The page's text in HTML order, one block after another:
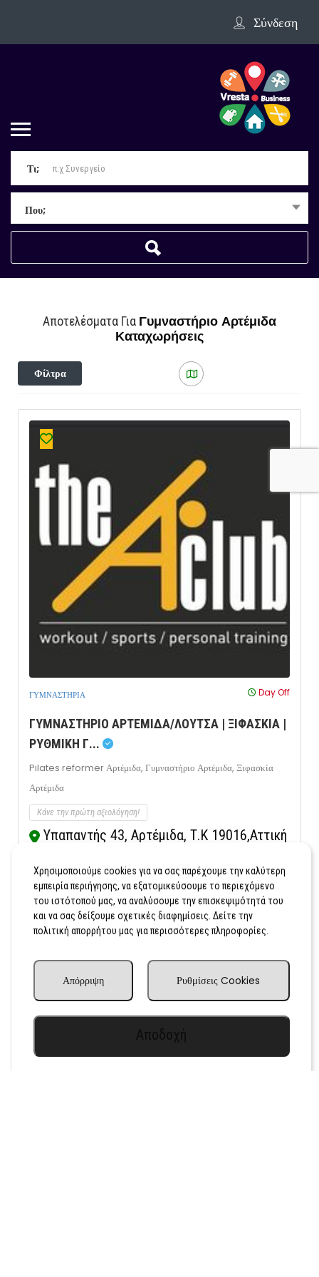
Σύνδεση
Τι;
Που;
Αποτελέσματα Για Γυμναστήριο Αρτέμιδα
Καταχωρήσεις
Φίλτρα
ΓΥΜΝΑΣΤΗΡΙΑ Day Off
ΓΥΜΝΑΣΤΗΡΙΟ ΑΡΤΕΜΙΔΑ/ΛΟΥΤΣΑ | ΞΙΦΑΣΚΙΑ |
ΡΥΘΜΙΚΗ Γ...
Pilates reformer Αρτέμιδα, Γυμναστήριο Αρτέμιδα, Ξιφασκία
Αρτέμιδα
Κάνε την πρώτη αξιολόγηση!
Υπαπαντής 43, Αρτέμιδα, Τ.Κ 19016,Αττική
Χρησιμοποιούμε cookies για να σας παρέχουμε την καλύτερη
εμπειρία περιήγησης, να εξατομικεύσουμε το περιεχόμενο
του ιστότοπού μας, να αναλύσουμε την επισκεψιμότητά του
και να σας δείξουμε σχετικές διαφημίσεις. Δείτε την
πολιτική απορρήτου μας για περισσότερες πληροφορίες.
Ρυθμίσεις Cookies
Απόρριψη